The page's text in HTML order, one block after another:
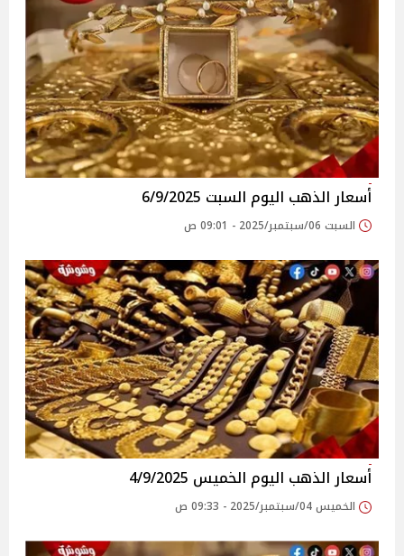
أسعار الذهب اليوم السبت 6/9/2025
السبت 06/سبتمبر/2025 - 09:01 ص
أسعار الذهب اليوم الخميس 4/9/2025
الخميس 04/سبتمبر/2025 - 09:33 ص